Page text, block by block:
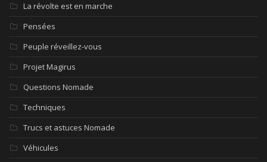
La révolte est en marche
Pensées
Peuple réveillez-vous
Projet Magirus
Questions Nomade
Techniques
Trucs et astuces Nomade
Véhicules